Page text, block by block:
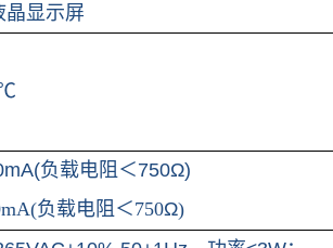
晶显示屏
负载电阻＜750Ω)
负载电阻＜750Ω)